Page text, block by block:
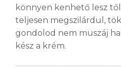
könnyen kenhető lesz
teljesen megszilárdul,
gondolod nem muszáj
kész a krém.